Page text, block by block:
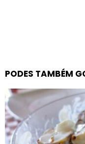
PODES TAMBÉM